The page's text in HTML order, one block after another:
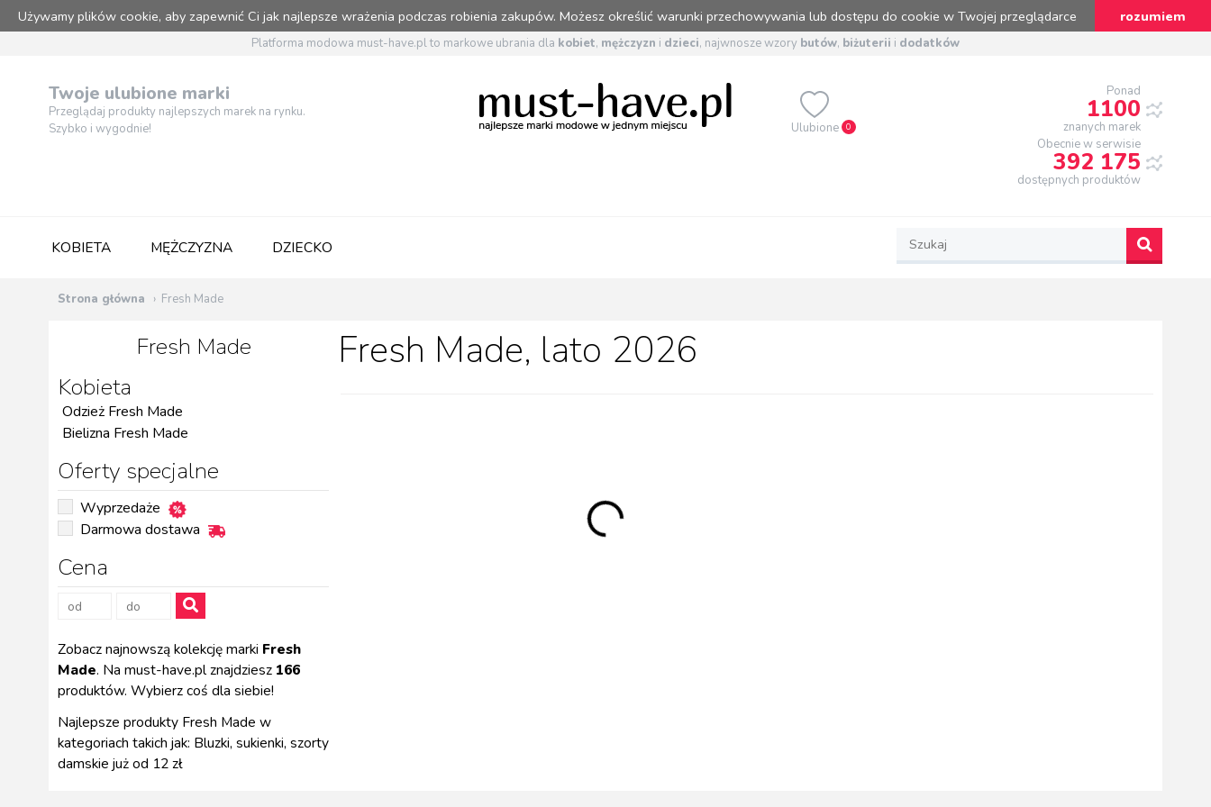
Używamy plików cookie, aby zapewnić Ci jak najlepsze wrażenia podczas robienia zakupów. Możesz określić warunki przechowywania lub dostępu do cookie w Twojej przeglądarce rozumiem
Platforma modowa must-have.pl to markowe ubrania dla kobiet, mężczyzn i dzieci, najwnosze wzory butów, biżuterii i dodatków
Twoje ulubione marki
Przeglądaj produkty najlepszych marek na rynku.
Szybko i wygodnie!
Ulubione 0
Ponad
1100
znanych marek
Obecnie w serwisie
392 175
dostępnych produktów
KOBIETA MĘŻCZYZNA DZIECKO
Strona główna Fresh Made
Fresh Made
Kobieta
Odzież Fresh Made
Bielizna Fresh Made
Oferty specjalne
Wyprzedaże
Darmowa dostawa
Cena
Zobacz najnowszą kolekcję marki Fresh
Made. Na must-have.pl znajdziesz 166
produktów. Wybierz coś dla siebie!
Najlepsze produkty Fresh Made w
kategoriach takich jak: Bluzki, sukienki, szorty
damskie już od 12 zł
Fresh Made, lato 2026